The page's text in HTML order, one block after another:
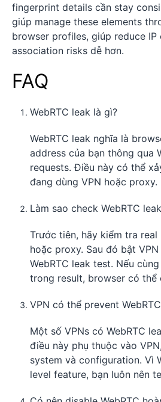
fingerprint details cần stay
giúp manage these elements
browser profiles, giúp reduce
association risks dễ hơn.
FAQ
WebRTC leak là gì?
WebRTC leak nghĩa là
address của bạn thông qua
requests. Điều này có thể
đang dùng VPN hoặc proxy.
Làm sao check WebRTC
Trước tiên, hãy kiểm tra real
hoặc proxy. Sau đó bật
WebRTC leak test. Nếu
trong result, browser có thể
VPN có thể prevent
Một số VPNs có WebRTC
điều này phụ thuộc vào
system và configuration. Vì
level feature, bạn luôn nên